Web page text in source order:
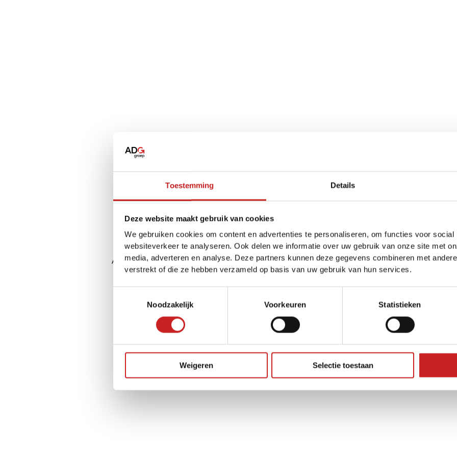
Toestemming Details
Deze website maakt gebruik van cookies
We gebruiken cookies om content en advertenties te personaliseren, om functies voor
websiteverkeer te analyseren. Ook delen we informatie over uw gebruik van onze site met
media, adverteren en analyse. Deze partners kunnen deze gegevens combineren met
verstrekt of die ze hebben verzameld op basis van uw gebruik van hun services.
Noodzakelijk
Voorkeuren Statistieken
Weigeren Selectie toestaan
Application error: aclient-side exception has occurred while loadingwww.adggroep.nl(see the